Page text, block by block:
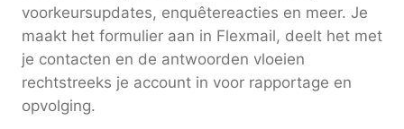
voorkeursupdates, enquêtereacties en meer. Je
maakt het formulier aan in Flexmail, deelt het met
je contacten en de antwoorden vloeien
rechtstreeks je account in voor rapportage en
opvolging.